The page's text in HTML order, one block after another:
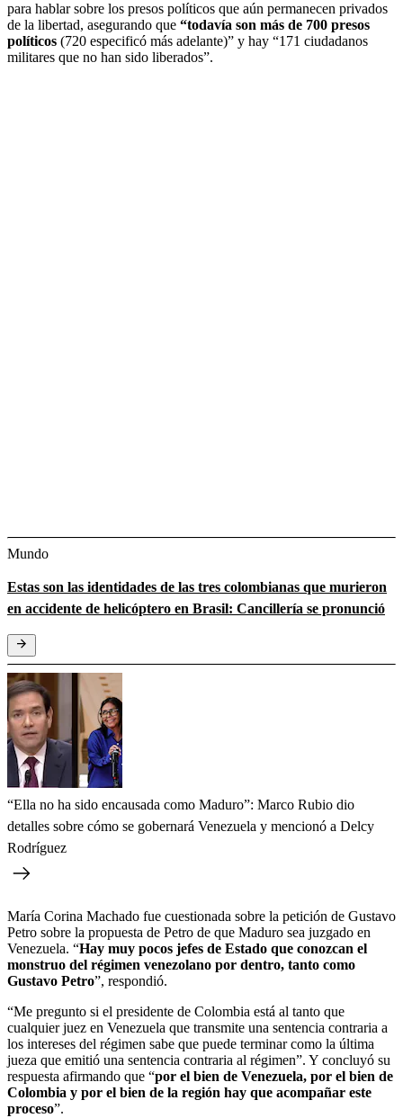
para hablar sobre los presos políticos que aún permanecen privados
de la libertad, asegurando que “todavía son más de 700 presos
políticos (720 especificó más adelante)” y hay “171 ciudadanos
militares que no han sido liberados”.
Mundo
Estas son las identidades de las tres colombianas que murieron
en accidente de helicóptero en Brasil: Cancillería se pronunció
“Ella no ha sido encausada como Maduro”: Marco Rubio dio
detalles sobre cómo se gobernará Venezuela y mencionó a Delcy
Rodríguez
María Corina Machado fue cuestionada sobre la petición de Gustavo
Petro sobre la propuesta de Petro de que Maduro sea juzgado en
Venezuela. “Hay muy pocos jefes de Estado que conozcan el
monstruo del régimen venezolano por dentro, tanto como
Gustavo Petro”, respondió.
“Me pregunto si el presidente de Colombia está al tanto que
cualquier juez en Venezuela que transmite una sentencia contraria a
los intereses del régimen sabe que puede terminar como la última
jueza que emitió una sentencia contraria al régimen”. Y concluyó su
respuesta afirmando que “por el bien de Venezuela, por el bien de
Colombia y por el bien de la región hay que acompañar este
proceso”.